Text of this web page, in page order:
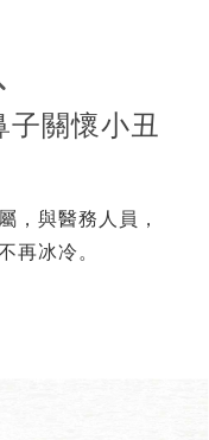
關懷小丑
，與醫務人員，
再冰冷。